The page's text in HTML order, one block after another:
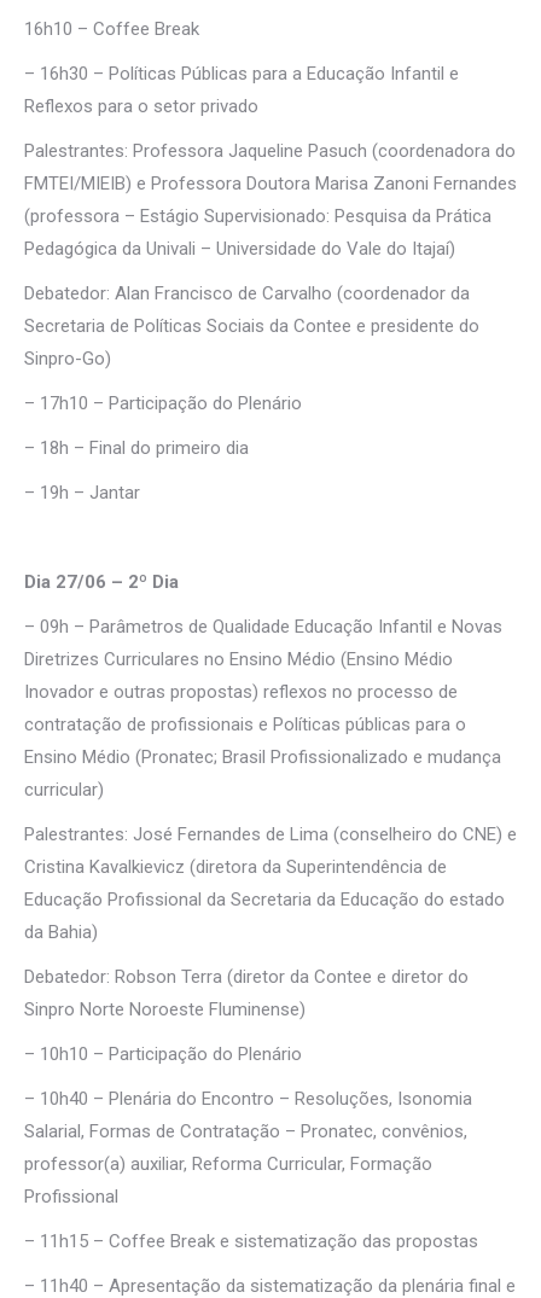
16h10 ­– Coffee Break
– 16h30 – Políticas Públicas para a Educação Infantil e
Reflexos para o setor privado
Palestrantes: Professora Jaqueline Pasuch (coordenadora do
FMTEI/MIEIB) e Professora Doutora Marisa Zanoni Fernandes
(professora – Estágio Supervisionado: Pesquisa da Prática
Pedagógica da Univali – Universidade do Vale do Itajaí)
Debatedor: Alan Francisco de Carvalho (coordenador da
Secretaria de Políticas Sociais da Contee e presidente do
Sinpro-Go)
– 17h10 – Participação do Plenário
– 18h – Final do primeiro dia
– 19h – Jantar
Dia 27/06 – 2º Dia
– 09h – Parâmetros de Qualidade Educação Infantil e Novas
Diretrizes Curriculares no Ensino Médio (Ensino Médio
Inovador e outras propostas) reflexos no processo de
contratação de profissionais e Políticas públicas para o
Ensino Médio (Pronatec; Brasil Profissionalizado e mudança
curricular)
Palestrantes: José Fernandes de Lima (conselheiro do CNE) e
Cristina Kavalkievicz (diretora da Superintendência de
Educação Profissional da Secretaria da Educação do estado
da Bahia)
Debatedor: Robson Terra (diretor da Contee e diretor do
Sinpro Norte Noroeste Fluminense)
– 10h10 – Participação do Plenário
– 10h40 – Plenária do Encontro – Resoluções, Isonomia
Salarial, Formas de Contratação – Pronatec, convênios,
professor(a) auxiliar, Reforma Curricular, Formação
Profissional
– 11h15 – Coffee Break e sistematização das propostas
– 11h40 – Apresentação da sistematização da plenária final e